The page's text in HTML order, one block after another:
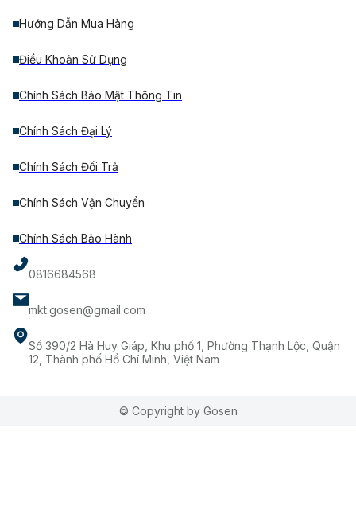
Hướng Dẫn Mua Hàng
Điều Khoản Sử Dụng
Chính Sách Bảo Mật Thông Tin
Chính Sách Đại Lý
Chính Sách Đổi Trả
Chính Sách Vận Chuyển
Chính Sách Bảo Hành
0816684568
mkt.gosen@gmail.com
Số 390/2 Hà Huy Giáp, Khu phố 1, Phường Thạnh Lộc, Quận
12, Thành phố Hồ Chí Minh, Việt Nam
© Copyright by Gosen